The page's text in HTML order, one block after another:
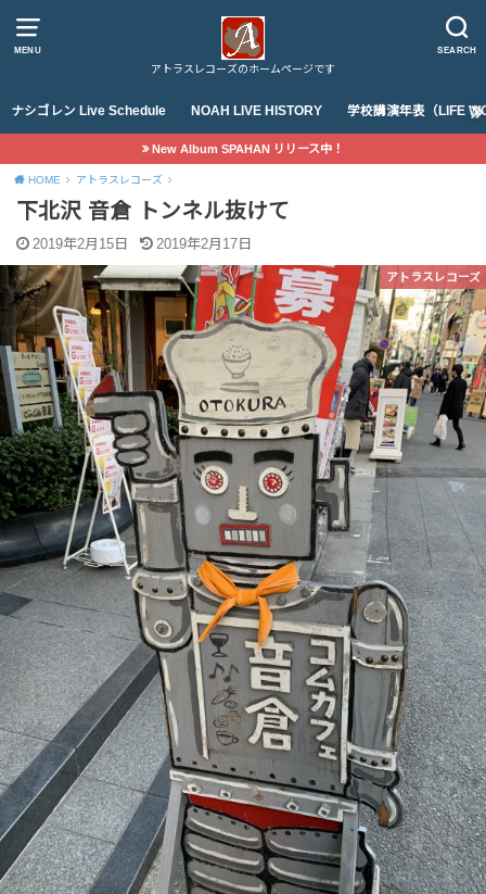
MENU SEARCH
アトラスレコーズのホームページです
ナシゴレン Live Schedule NOAH LIVE HISTORY 学校講演年表（LIFE
New Album SPAHAN リリース中！
HOME アトラスレコーズ
下北沢 音倉 トンネル抜けて
2019年2月15日 2019年2月17日
アトラスレコーズ